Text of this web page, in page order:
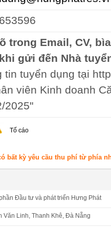
trong Email, CV,
gửi đến Nhà
tin tuyển dụng tại
viên Kinh doanh
2025"
Tố cáo
bất kỳ yêu cầu thu phí từ phía
Đầu tư và phát triển Hưng Phát
Văn Linh, Thanh Khê, Đà Nẵng